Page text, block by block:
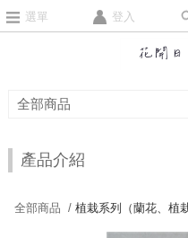
選單 登入
全部商品
產品介紹
全部商品 /植栽系列（蘭花、植